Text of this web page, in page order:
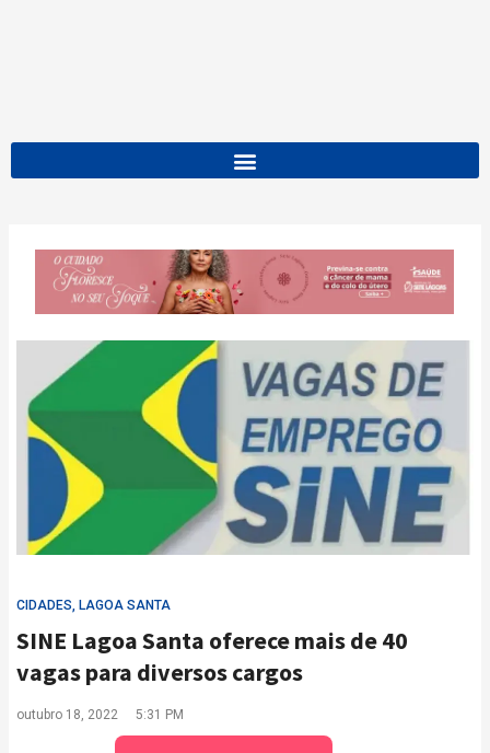
CIDADES, LAGOA SANTA
SINE Lagoa Santa oferece mais de 40
vagas para diversos cargos
outubro 18, 2022 5:31 PM